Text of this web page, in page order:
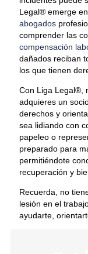
Legal® emerge
abogados
comprender las
compensación
dañados reciban
los que tienen
Con Liga Legal®,
adquieres un
derechos y
sea lidiando con
papeleo o
preparado para
permitiéndote
recuperación y
Recuerda, no
lesión en el
ayudarte,